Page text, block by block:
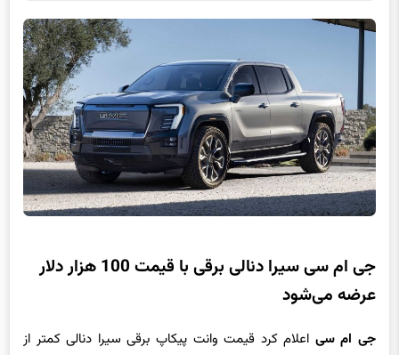
جی ام سی سیرا دنالی برقی با قیمت 100 هزار دلار
عرضه می‌شود
جی ام سی اعلام کرد قیمت وانت پیکاپ برقی سیرا دنالی کمتر از